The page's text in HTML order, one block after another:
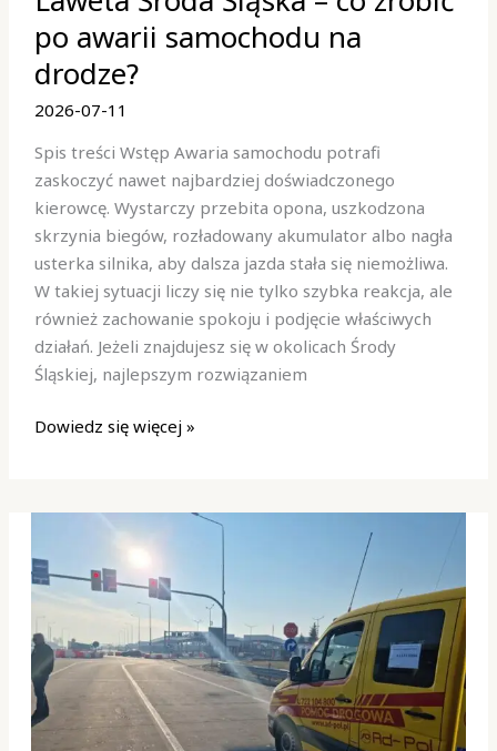
po awarii samochodu na
drodze?
2026-07-11
Spis treści Wstęp Awaria samochodu potrafi
zaskoczyć nawet najbardziej doświadczonego
kierowcę. Wystarczy przebita opona, uszkodzona
skrzynia biegów, rozładowany akumulator albo nagła
usterka silnika, aby dalsza jazda stała się niemożliwa.
W takiej sytuacji liczy się nie tylko szybka reakcja, ale
również zachowanie spokoju i podjęcie właściwych
działań. Jeżeli znajdujesz się w okolicach Środy
Śląskiej, najlepszym rozwiązaniem
–
co
zrobić
awarii
samochodu
na
drodze?
Dowiedz się więcej »